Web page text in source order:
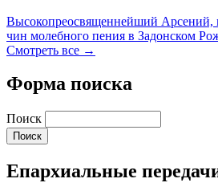
Высокопреосвященнейший Арсений,
чин молебного пения в Задонском
Смотреть все →
Форма поиска
Поиск
Епархиальные